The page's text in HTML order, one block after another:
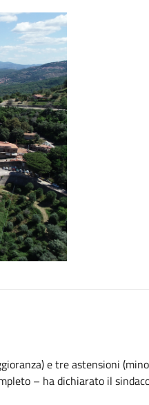
e tre astensioni
– ha dichiarato il